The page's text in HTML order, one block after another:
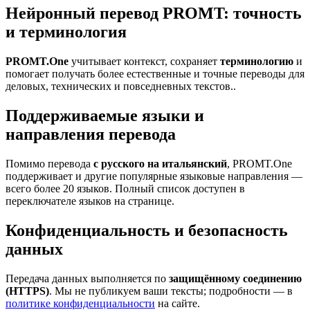
Нейронный перевод PROMT: точность
и терминология
PROMT.One учитывает контекст, сохраняет терминологию и
помогает получать более естественные и точные переводы для
деловых, технических и повседневных текстов..
Поддерживаемые языки и
направления перевода
Помимо перевода с русского на итальянский, PROMT.One
поддерживает и другие популярные языковые направления —
всего более 20 языков. Полный список доступен в
переключателе языков на странице.
Конфиденциальность и безопасность
данных
Передача данных выполняется по защищённому соединению
(HTTPS). Мы не публикуем ваши тексты; подробности — в
политике конфиденциальности на сайте.